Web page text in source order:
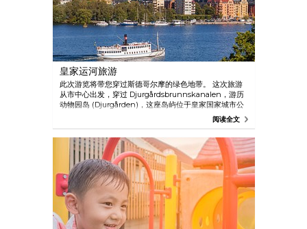
皇家运河旅游
此次游览将带您穿过斯德哥尔摩的绿色地带。 这次旅游
从市中心出发，穿过 Djurgårdsbrunnskanalen，游历
动物园岛 (Djurgården)，这座岛屿位于皇家国家城市公
园内，沿途会经过无数个历史建筑物，还能欣赏到葱葱郁
阅读全文